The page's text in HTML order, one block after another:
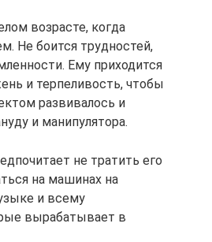
возрасте, когда
Не боится трудностей,
Ему приходится
и терпеливость, чтобы
развивалось и
и манипулятора.
не тратить его
на машинах на
и всему
вырабатывает в